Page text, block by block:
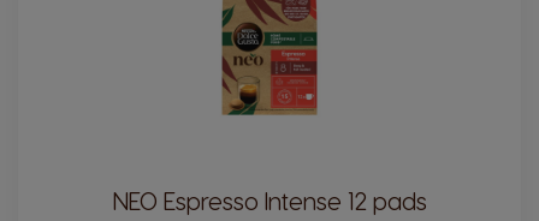
NEO Espresso Intense 12 pads